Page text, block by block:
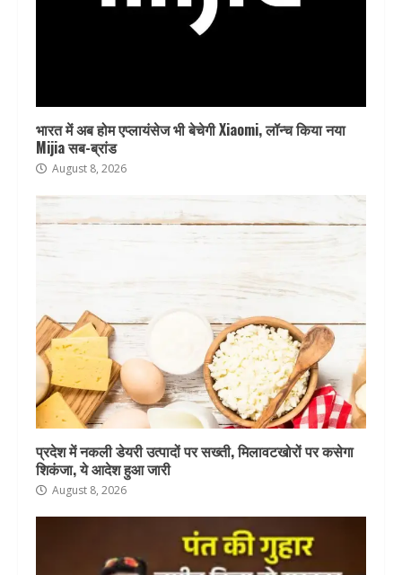
भारत में अब होम एप्लायंसेज भी बेचेगी Xiaomi, लॉन्च किया नया
Mijia सब-ब्रांड
August 8, 2026
प्रदेश में नकली डेयरी उत्पादों पर सख्ती, मिलावटखोरों पर कसेगा
शिकंजा, ये आदेश हुआ जारी
August 8, 2026